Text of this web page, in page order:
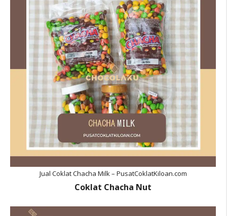
Jual Coklat Chacha Milk – PusatCoklatKiloan.com
Coklat Chacha Nut